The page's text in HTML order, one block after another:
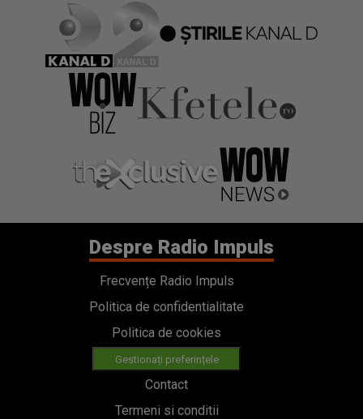
Despre Radio Impuls
Frecvențe Radio Impuls
Politica de confidentialitate
Politica de cookies
Gestionați preferințele
Contact
Termeni si conditii